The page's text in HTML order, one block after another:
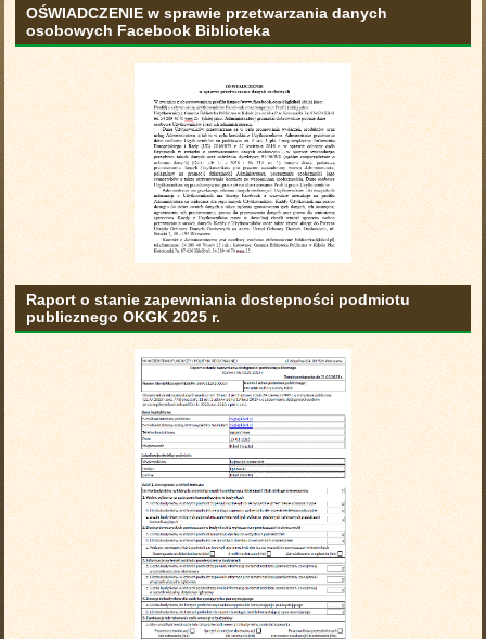
OŚWIADCZENIE w sprawie przetwarzania danych
osobowych Facebook Biblioteka
Raport o stanie zapewniania dostepności podmiotu
publicznego OKGK 2025 r.